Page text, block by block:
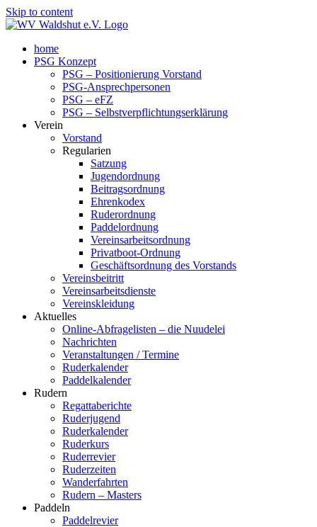
Skip to content
home
PSG Konzept
PSG – Positionierung Vorstand
PSG-Ansprechpersonen
PSG – eFZ
PSG – Selbstverpflichtungserklärung
Verein
Vorstand
Regularien
Satzung
Jugendordnung
Beitragsordnung
Ehrenkodex
Ruderordnung
Paddelordnung
Vereinsarbeitsordnung
Privatboot-Ordnung
Geschäftsordnung des Vorstands
Vereinsbeitritt
Vereinsarbeitsdienste
Vereinskleidung
Aktuelles
Online-Abfragelisten – die Nuudelei
Nachrichten
Veranstaltungen / Termine
Ruderkalender
Paddelkalender
Rudern
Regattaberichte
Ruderjugend
Ruderkalender
Ruderkurs
Ruderrevier
Ruderzeiten
Wanderfahrten
Rudern – Masters
Paddeln
Paddelrevier